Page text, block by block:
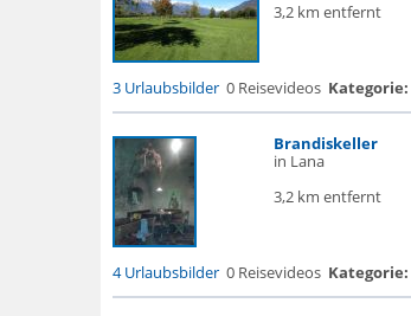
3,2 km entfernt
3 Urlaubsbilder 0 Reisevideos Kategorie:
Brandiskeller
in Lana
3,2 km entfernt
4 Urlaubsbilder 0 Reisevideos Kategorie: